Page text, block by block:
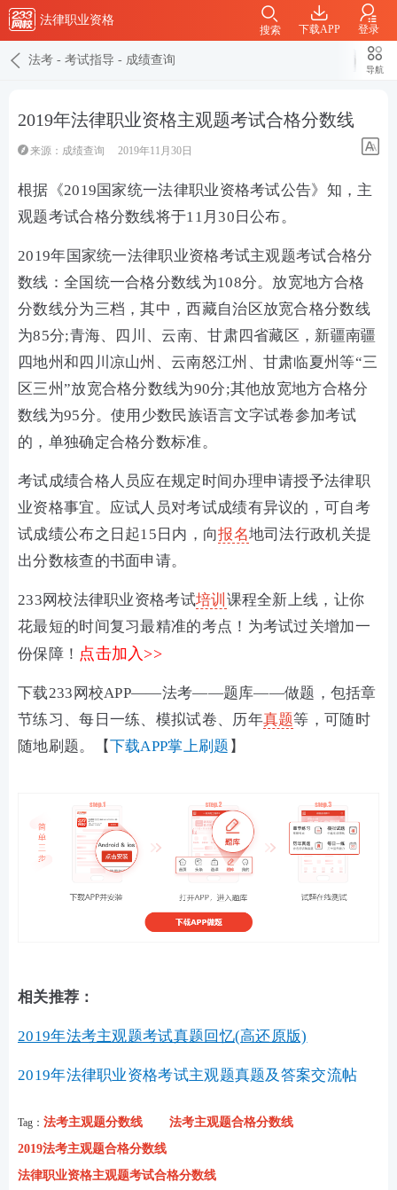
法律职业资格
下载APP 登录
搜索
法考 - 考试指导 - 成绩查询
导航
2019年法律职业资格主观题考试合格分数线
来源： 成绩查询 2019年11月30日
根据《2019国家统一法律职业资格考试公告》知，主
观题考试合格分数线将于11月30日公布。
2019年国家统一法律职业资格考试主观题考试合格分
数线：全国统一合格分数线为108分。放宽地方合格
分数线分为三档，其中，西藏自治区放宽合格分数线
为85分;青海、四川、云南、甘肃四省藏区，新疆南疆
四地州和四川凉山州、云南怒江州、甘肃临夏州等“三
区三州”放宽合格分数线为90分;其他放宽地方合格分
数线为95分。使用少数民族语言文字试卷参加考试
的，单独确定合格分数标准。
考试成绩合格人员应在规定时间办理申请授予法律职
业资格事宜。应试人员对考试成绩有异议的，可自考
试成绩公布之日起15日内，向报名地司法行政机关提
出分数核查的书面申请。
233网校法律职业资格考试培训 课程全新上线，让你
花最短的时间复习最精准的考点！为考试过关增加一
份保障！ 点击加入>>
下载233网校APP——法考——题库——做题，包括章
节练习、每日一练、模拟试卷、历年真题等，可随时
随地刷题。【下载APP掌上刷题 】
相关推荐：
2019年法考主观题考试真题回忆(高还原版)
2019年法律职业资格考试主观题真题及答案交流帖
Tag： 法考主观题分数线
法考主观题合格分数线
2019法考主观题合格分数线
法律职业资格主观题考试合格分数线